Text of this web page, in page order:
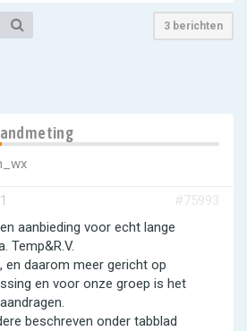
3 berichten
#75993
aanbieding voor echt lange
Temp&R.V.
en daarom meer gericht op
en voor onze groep is het
beschreven onder tabblad